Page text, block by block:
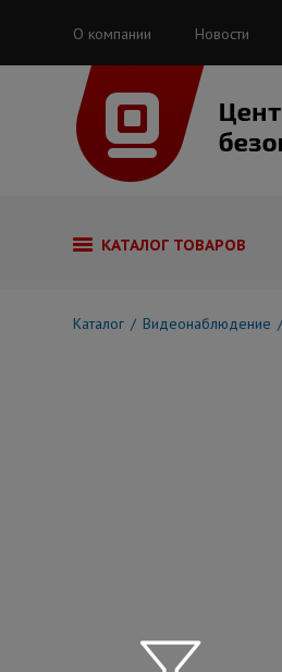
О компании Новости
КАТАЛОГ ТОВАРОВ
Каталог Видеонаблюдение